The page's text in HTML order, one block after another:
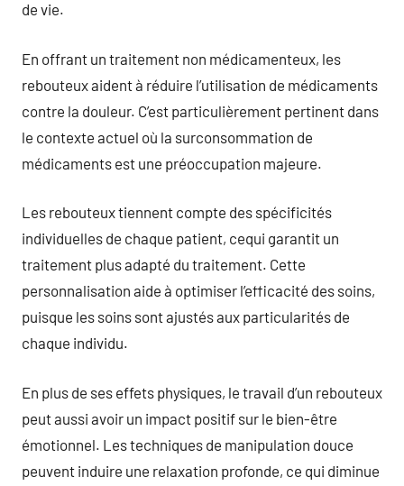
de vie.
En offrant un traitement non médicamenteux, les
rebouteux aident à réduire l’utilisation de médicaments
contre la douleur. C’est particulièrement pertinent dans
le contexte actuel où la surconsommation de
médicaments est une préoccupation majeure.
Les rebouteux tiennent compte des spécificités
individuelles de chaque patient, cequi garantit un
traitement plus adapté du traitement. Cette
personnalisation aide à optimiser l’efficacité des soins,
puisque les soins sont ajustés aux particularités de
chaque individu.
En plus de ses effets physiques, le travail d’un rebouteux
peut aussi avoir un impact positif sur le bien-être
émotionnel. Les techniques de manipulation douce
peuvent induire une relaxation profonde, ce qui diminue